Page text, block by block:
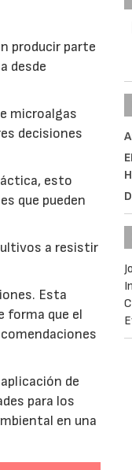
producir parte
desde
microalgas
decisiones
esto
que pueden
a resistir
Esta
forma que el
de
para los
en una